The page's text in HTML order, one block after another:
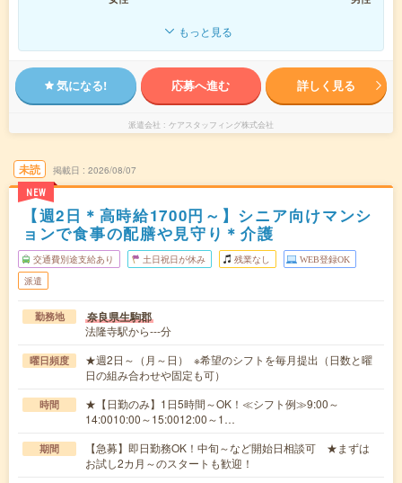
もっと見る
気になる! 応募へ進む 詳しく見る
派遣会社 ケアスタッフィング株式会社
未読
NEW
掲載日 2026/08/07
【週2日＊高時給1700円～】シニア向けマンシ
ョンで食事の配膳や見守り＊介護
交通費別途支給あり 土日祝日が休み 残業なし WEB登録OK
派遣
勤務地 奈良県生駒郡
法隆寺駅から---分
曜日頻度
★週2日～（月～日） ※希望のシフトを毎月提出（日数と曜
日の組み合わせや固定も可）
時間
★【日勤のみ】1日5時間～OK！≪シフト例≫9:00～
14:0010:00～15:0012:00～1…
期間
【急募】即日勤務OK！中旬～など開始日相談可 ★まずは
お試し2カ月～のスタートも歓迎！